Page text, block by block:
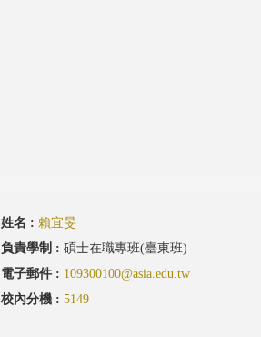
姓名 : 賴宜旻
負責學制 : 碩士在職專班(臺東班)
電子郵件 : 109300100@asia.edu.tw
校內分機 : 5149